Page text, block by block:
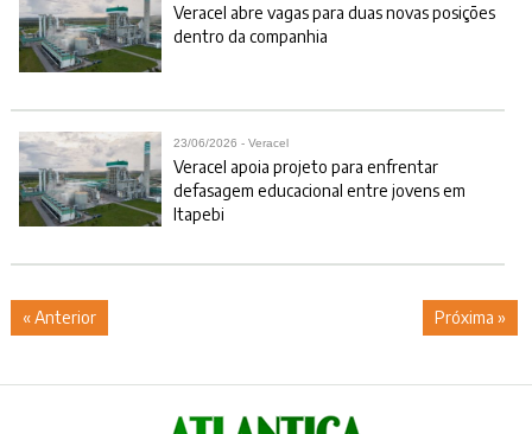
Veracel abre vagas para duas novas posições
dentro da companhia
23/06/2026 - Veracel
Veracel apoia projeto para enfrentar
defasagem educacional entre jovens em
Itapebi
« Anterior Próxima »